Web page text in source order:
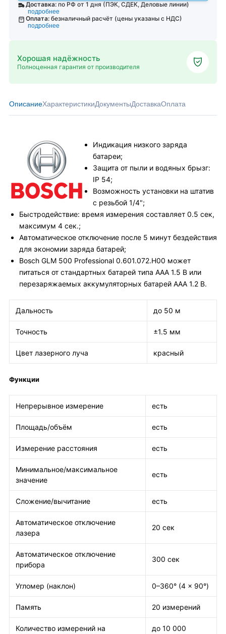
Доставка: по РФ от 1 дня (ПЭК, СДЕК, Деловые линии)
подробнее
Оплата: безналичный расчёт (цены указаны с НДС)
подробнее
Хорошая надёжность
Полноценная гарантия от производителя
ОписаниеХарактеристикиДокументыДоставкаОплата
Индикация низкого заряда
батареи;
Защита от пыли и водяных брызг:
IP 54;
Возможность установки на штатив
с резьбой 1/4";
Быстродействие: время измерения составляет 0.5 сек,
максимум 4 сек.;
Автоматическое отключение после 5 минут бездействия
для экономии заряда батарей;
Bosch GLM 500 Professional 0.601.072.H00 может
питаться от стандартных батарей типа ААА 1.5 В или
перезаряжаемых аккумуляторных батарей ААА 1.2 В.
Дальность до 50 м
Точность ±1.5 мм
Цвет лазерного луча красный
Функции
Непрерывное измерение есть
Площадь/объём есть
Измерение расстояния есть
Минимальное/максимальное
значение
есть
Сложение/вычитание есть
Автоматическое отключение
лазера
20 сек
Автоматическое отключение
прибора
300 сек
Угломер (наклон) 0–360° (4 x 90°)
Память 20 измерений
Количество измерений на
до 10 000